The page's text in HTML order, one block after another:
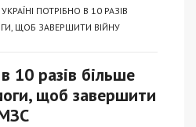
УКРАЇНІ ПОТРІБНО В 10 РАЗІВ
ЩОБ ЗАВЕРШИТИ ВІЙНУ
10 разів більше
щоб завершити